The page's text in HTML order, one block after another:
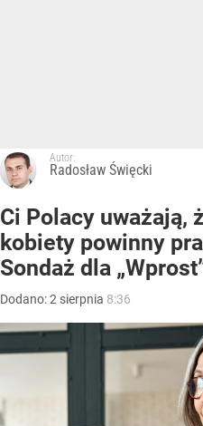
Autor:
Radosław Święcki
Ci Polacy uważają,
kobiety powinny
Sondaż dla
Dodano:2 sierpnia 8:36